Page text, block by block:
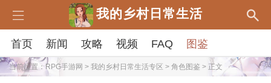
我的乡村日常生活
首页 新闻 攻略 视频 FAQ 图鉴
当前位置：RPG手游网 > 我的乡村日常生活专区 > 角色图鉴 > 正文